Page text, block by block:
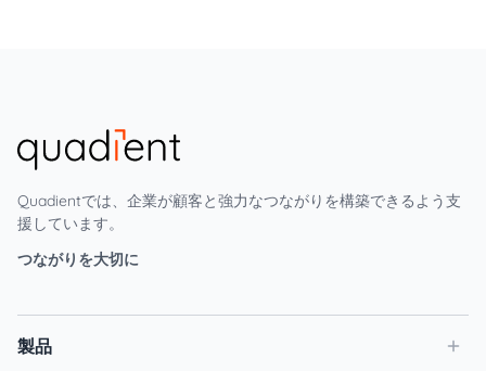
Quadientでは、企業が顧客と強力なつながりを構築できるよう支
援しています。
つながりを大切に
製品